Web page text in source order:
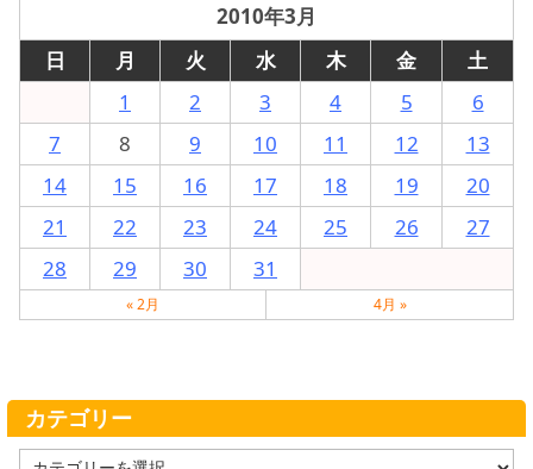
2010年3月
日
月 火 水 木 金
土
1
2 3 4 5
6
7
8 9 10 11 12
13
14
15 16 17 18 19
20
21
22 23 24 25 26
27
28
29 30 31
« 2月 4月 »
カテゴリー